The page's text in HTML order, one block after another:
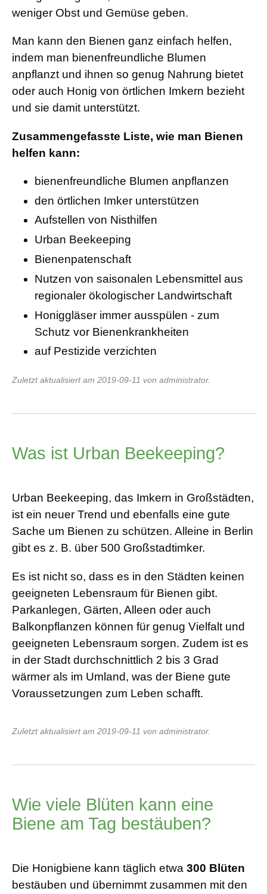
weniger Obst und Gemüse geben.
Man kann den Bienen ganz einfach helfen,
indem man bienenfreundliche Blumen
anpflanzt und ihnen so genug Nahrung bietet
oder auch Honig von örtlichen Imkern bezieht
und sie damit unterstützt.
Zusammengefasste Liste, wie man Bienen
helfen kann:
bienenfreundliche Blumen anpflanzen
den örtlichen Imker unterstützen
Aufstellen von Nisthilfen
Urban Beekeeping
Bienenpatenschaft
Nutzen von saisonalen Lebensmittel aus
regionaler ökologischer Landwirtschaft
Honiggläser immer ausspülen - zum
Schutz vor Bienenkrankheiten
auf Pestizide verzichten
Zuletzt aktualisiert am 2019-09-11 von administrator.
Was ist Urban Beekeeping?
Urban Beekeeping, das Imkern in Großstädten,
ist ein neuer Trend und ebenfalls eine gute
Sache um Bienen zu schützen. Alleine in Berlin
gibt es z. B. über 500 Großstadtimker.
Es ist nicht so, dass es in den Städten keinen
geeigneten Lebensraum für Bienen gibt.
Parkanlegen, Gärten, Alleen oder auch
Balkonpflanzen können für genug Vielfalt und
geeigneten Lebensraum sorgen. Zudem ist es
in der Stadt durchschnittlich 2 bis 3 Grad
wärmer als im Umland, was der Biene gute
Voraussetzungen zum Leben schafft.
Zuletzt aktualisiert am 2019-09-11 von administrator.
Wie viele Blüten kann eine
Biene am Tag bestäuben?
Die Honigbiene kann täglich etwa 300 Blüten
bestäuben und übernimmt zusammen mit den